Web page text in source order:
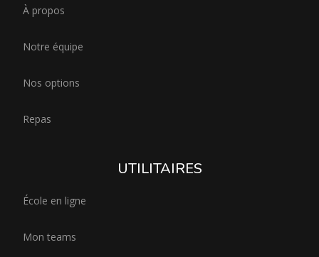
À propos
Notre équipe
Nos options
Repas
UTILITAIRES
École en ligne
Mon teams